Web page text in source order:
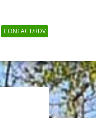
CONTACT/RDV